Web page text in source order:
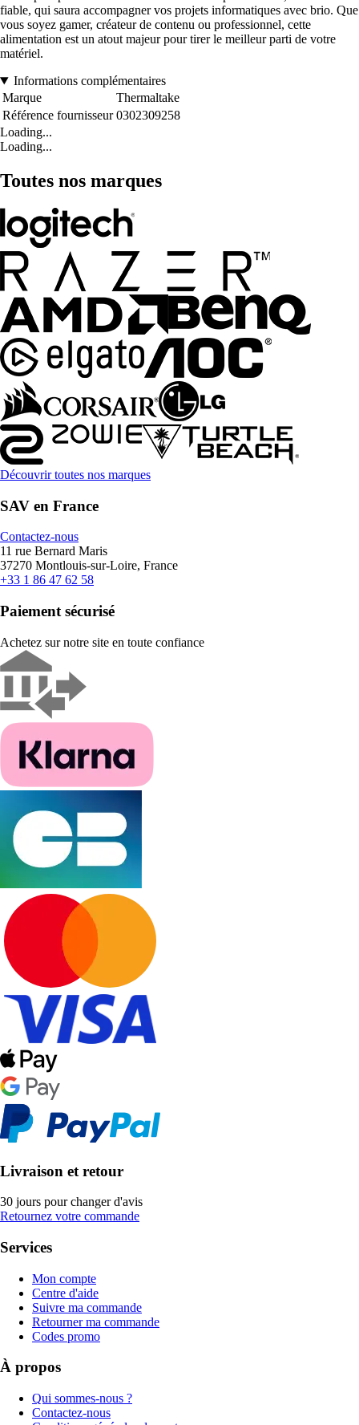
fiable, qui saura accompagner vos projets informatiques avec brio. Que
vous soyez gamer, créateur de contenu ou professionnel, cette
alimentation est un atout majeur pour tirer le meilleur parti de votre
matériel.
Informations complémentaires
Marque
Thermaltake
Référence fournisseur 0302309258
Loading...
Loading...
Toutes nos marques
Découvrir toutes nos marques
SAV en France
Contactez-nous
11 rue Bernard Maris
37270 Montlouis-sur-Loire, France
+33 1 86 47 62 58
Paiement sécurisé
Achetez sur notre site en toute confiance
Livraison et retour
30 jours pour changer d'avis
Retournez votre commande
Services
Mon compte
Centre d'aide
Suivre ma commande
Retourner ma commande
Codes promo
À propos
Qui sommes-nous ?
Contactez-nous